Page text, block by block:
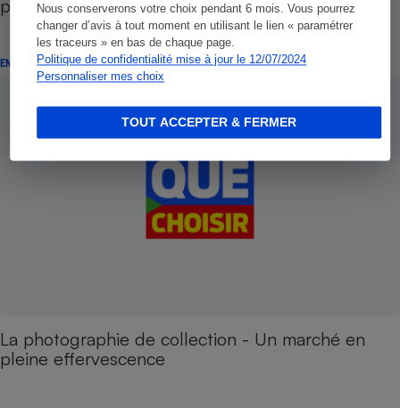
Nous conserverons votre choix pendant 6 mois. Vous pourrez
changer d’avis à tout moment en utilisant le lien « paramétrer
les traceurs » en bas de chaque page.
Politique de confidentialité mise à jour le 12/07/2024
Personnaliser mes choix
TOUT ACCEPTER & FERMER
photo préférée
ENQUÊTE
La photographie de collection - Un marché en
pleine effervescence